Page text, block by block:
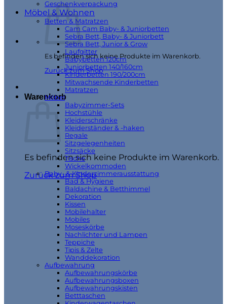
Es befinden sich keine Produkte im Warenkorb.
Zurück zum Shop
Warenkorb
Es befinden sich keine Produkte im Warenkorb.
Zurück zum Shop
Geschenkverpackung
Möbel & Wohnen
Betten & Matratzen
Cam Cam Baby- & Juniorbetten
Sebra Bett, Baby- & Juniorbett
Sebra Bett, Junior & Grow
Laufgitter
Babybetten 120cm
Juniorbetten 140/160cm
Kinderbetten 190/200cm
Mitwachsende Kinderbetten
Matratzen
Möbel
Babyzimmer-Sets
Hochstühle
Kleiderschränke
Kleiderständer & -haken
Regale
Sitzgelegenheiten
Sitzsäcke
Tische
Wickelkommoden
Baby- & Kinderzimmerausstattung
Bad & Hygiene
Baldachine & Betthimmel
Dekoration
Kissen
Mobilehalter
Mobiles
Moseskörbe
Nachlichter und Lampen
Teppiche
Tipis & Zelte
Wanddekoration
Aufbewahrung
Aufbewahrungskörbe
Aufbewahrungsboxen
Aufbewahrungskisten
Betttaschen